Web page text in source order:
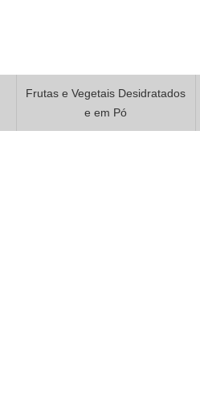
Frutas e Vegetais Desidratados
e em Pó